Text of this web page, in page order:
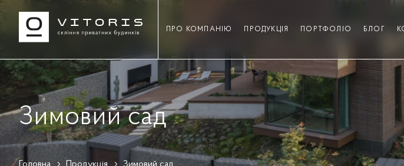
ПРО КОМПАНІЮ ПРОДУКЦІЯ ПОРТФОЛІО БЛОГ
Зимовий сад